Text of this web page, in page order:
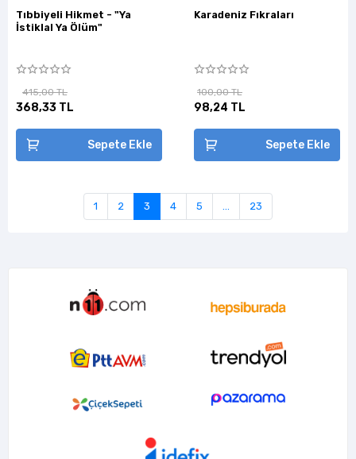
Tıbbiyeli Hikmet - "Ya
İstiklal Ya Ölüm"
415,00 TL
368,33 TL
Sepete Ekle
Karadeniz Fıkraları
100,00 TL
98,24 TL
Sepete Ekle
1 2 3 4 5 ... 23